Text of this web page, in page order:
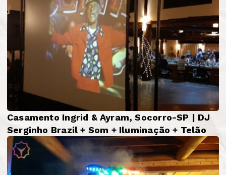
Casamento Ingrid & Ayram, Socorro-SP | DJ
Serginho Brazil + Som + Iluminação + Telão